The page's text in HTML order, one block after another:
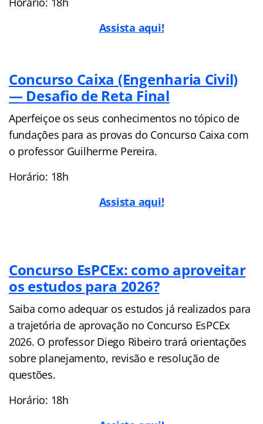
Assista aqui!
Concurso Caixa (Engenharia Civil)
— Desafio de Reta Final
Aperfeiçoe os seus conhecimentos no tópico de
fundações para as provas do Concurso Caixa com
o professor Guilherme Pereira.
Horário: 18h
Assista aqui!
Concurso EsPCEx: como aproveitar
os estudos para 2026?
Saiba como adequar os estudos já realizados para
a trajetória de aprovação no Concurso EsPCEx
2026. O professor Diego Ribeiro trará orientações
sobre planejamento, revisão e resolução de
questões.
Horário: 18h